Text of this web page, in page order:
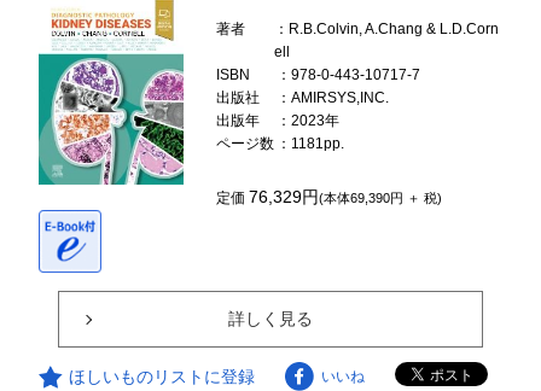
著者
：R.B.Colvin, A.Chang & L.D.Corn
ell
ISBN
：978-0-443-10717-7
出版社
：AMIRSYS,INC.
出版年
：2023年
ページ数 ：1181pp.
定価76,329円(本体69,390円 ＋ 税)
詳しく見る
ほしいものリストに登録 いいね